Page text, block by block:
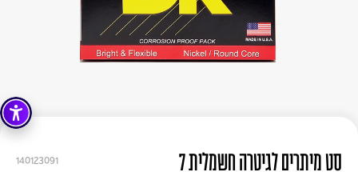
140123091
סט מיתרים לגיטרה חשמלית 7